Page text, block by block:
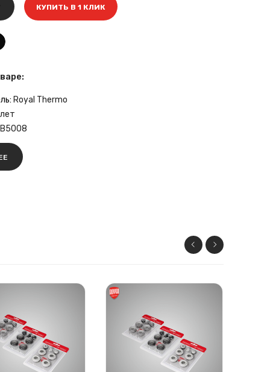
КУПИТЬ В 1 КЛИК
Royal Thermo